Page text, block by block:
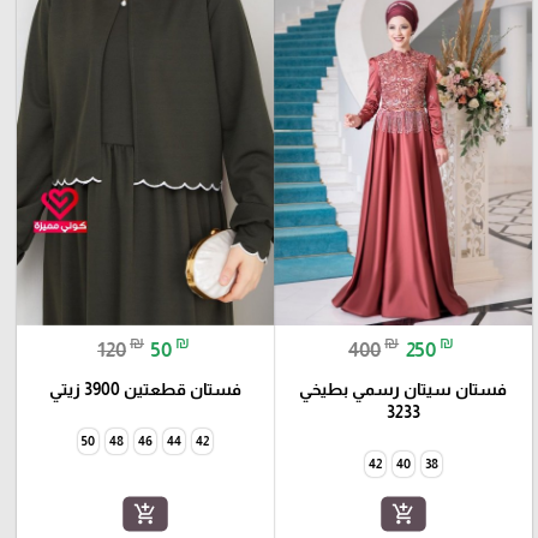
400₪ 250 ₪
فستان سيتان رسمي بطيخي
3233
38
40
42
add_shopping_cart
120₪ 50 ₪
فستان قطعتين 3900 زيتي
42
44
46
48
50
add_shopping_cart